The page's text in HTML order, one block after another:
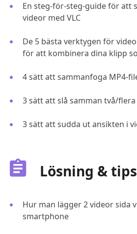
En steg-för-steg-guide för att
videor med VLC
De 5 bästa verktygen för
för att kombinera dina klipp
4 sätt att sammanfoga MP4-
3 sätt att slå samman två/
3 sätt att sudda ut ansikten i
Lösning & tips
Hur man lägger 2 videor sida
smartphone